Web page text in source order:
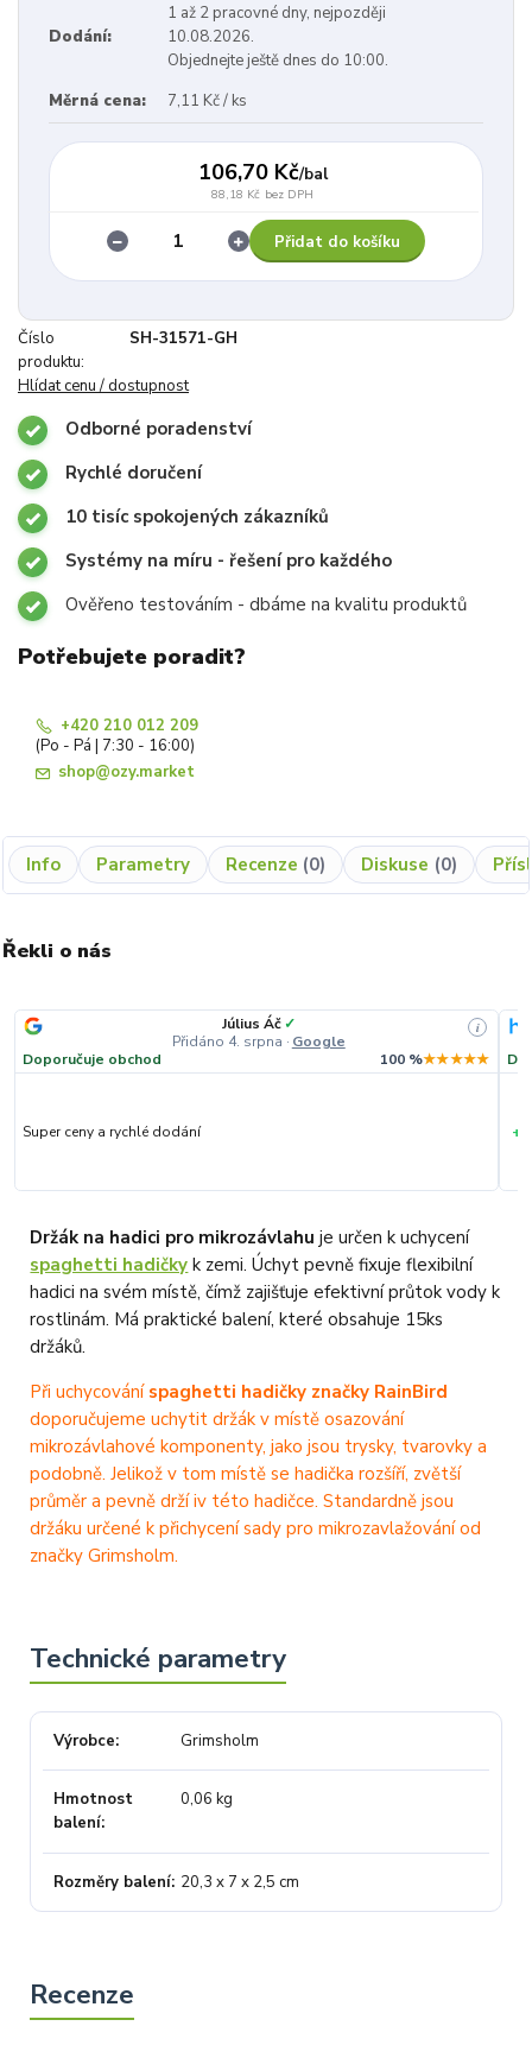
Dodání:
1 až 2 pracovné dny, nejpozději
10.08.2026.
Objednejte ještě dnes do 10:00.
Měrná cena:
7,11 Kč / ks
106,70 Kč/bal
88,18 Kč bez DPH
Přidat do košíku
Číslo
produktu:
SH-31571-GH
Hlídat cenu / dostupnost
Odborné poradenství
Rychlé doručení
10 tisíc spokojených zákazníků
Systémy na míru - řešení pro každého
Ověřeno testováním - dbáme na kvalitu produktů
Potřebujete poradit?
+420 210 012 209
(Po - Pá | 7:30 - 16:00)
shop@ozy.market
Info Parametry Recenze 0 Diskuse 0
Řekli o nás
Július Áč✓
Přidáno 4. srpna · Google
i
Doporučuje obchod 100 %★★★★★
Super ceny a rychlé dodání +
Držák na hadici pro mikrozávlahu je určen k uchycení
spaghetti hadičky k zemi. Úchyt pevně fixuje flexibilní
hadici na svém místě, čímž zajišťuje efektivní průtok vody k
rostlinám. Má praktické balení, které obsahuje 15ks
držáků.
Při uchycování spaghetti hadičky značky RainBird
doporučujeme uchytit držák v místě osazování
mikrozávlahové komponenty, jako jsou trysky, tvarovky a
podobně. Jelikož v tom místě se hadička rozšíří, zvětší
průměr a pevně drží iv této hadičce. Standardně jsou
držáku určené k přichycení sady pro mikrozavlažování od
značky Grimsholm.
Výrobce Grimsholm
Hmotnost
balení
0,06 kg
Rozměry balení 20,3 x 7 x 2,5 cm